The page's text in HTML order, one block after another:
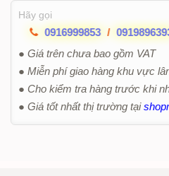
Hãy gọi
0916999853 /
● Giá trên chưa bao gồm VAT
● Miễn phí giao hàng khu vực
● Cho kiểm tra hàng trước khi
● Giá tốt nhất thị trường tại